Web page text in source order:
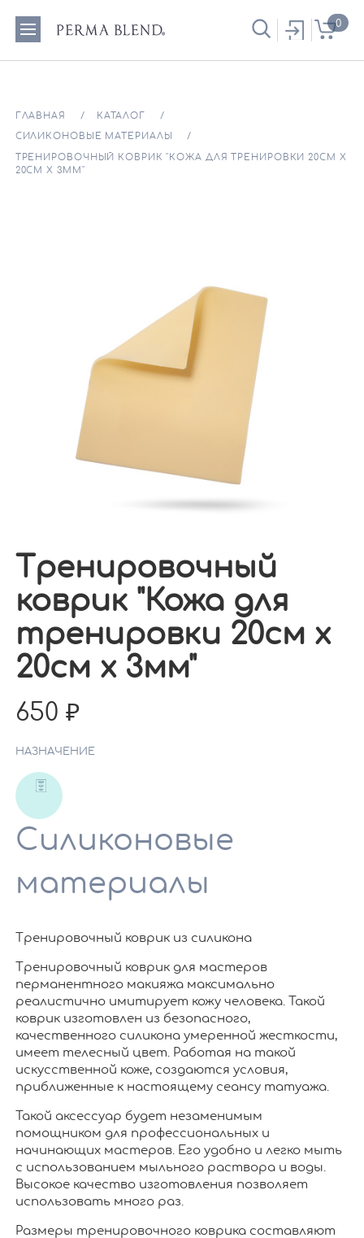
0
ГЛАВНАЯ КАТАЛОГ
СИЛИКОНОВЫЕ МАТЕРИАЛЫ
ТРЕНИРОВОЧНЫЙ КОВРИК "КОЖА ДЛЯ ТРЕНИРОВКИ 20СМ Х
20СМ Х 3ММ"
Тренировочный
коврик "Кожа для
тренировки 20см х
20см х 3мм"
650
НАЗНАЧЕНИЕ
Силиконовые
материалы
Тренировочный коврик из силикона
Тренировочный коврик для мастеров
перманентного макияжа максимально
реалистично имитирует кожу человека. Такой
коврик изготовлен из безопасного,
качественного силикона умеренной жесткости,
имеет телесный цвет. Работая на такой
искусственной коже, создаются условия,
приближенные к настоящему сеансу татуажа.
Такой аксессуар будет незаменимым
помощником для профессиональных и
начинающих мастеров. Его удобно и легко мыть
с использованием мыльного раствора и воды.
Высокое качество изготовления позволяет
использовать много раз.
Размеры тренировочного коврика составляют